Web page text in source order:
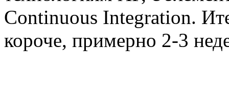
Continuous Integration.
короче, примерно 2-3